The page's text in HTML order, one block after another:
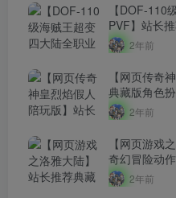
【DOF-110
PVF】站长
幻端游-2024
源码视频架
端！
2年前
【网页传奇
典藏版角色
日最新打包
GM工具！
2年前
【网页游戏
奇幻冒险动
年8月7日最
程-微端-GM
2年前